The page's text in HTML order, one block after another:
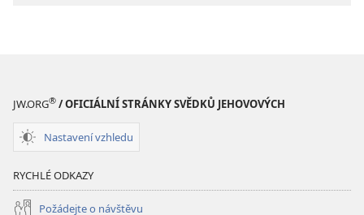
Písma
JW.ORG® / OFICIÁLNÍ STRÁNKY SVĚDKŮ JEHOVOVÝCH
Nastavení vzhledu
RYCHLÉ ODKAZY
Požádejte o návštěvu